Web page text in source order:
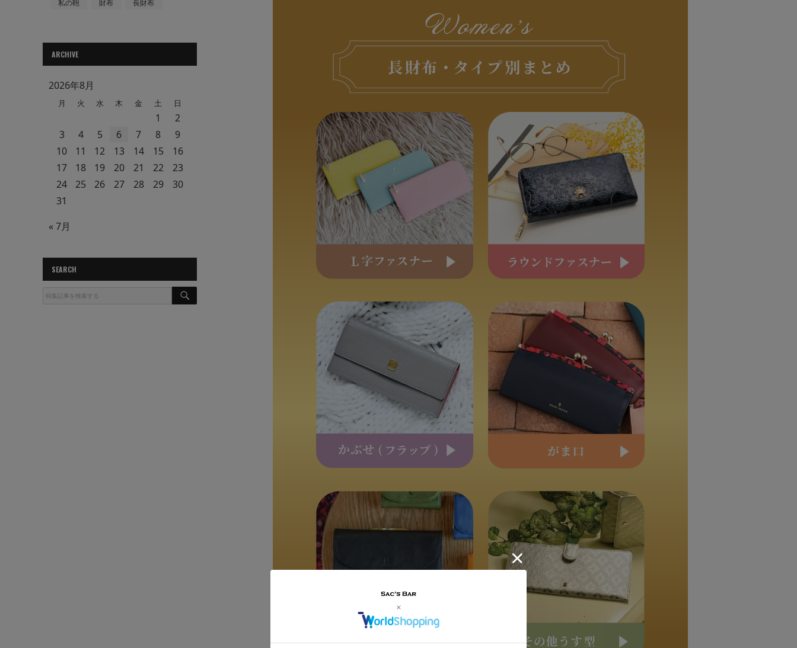
私の鞄 財布 長財布
ARCHIVE
2026年8月
月 火 水 木 金 土 日
1
2
3
4 5 6 7 8
9
10
11 12 13 14 15
16
17
18 19 20 21 22
23
24
25 26 27 28 29
30
31
« 7月
SEARCH
S
R